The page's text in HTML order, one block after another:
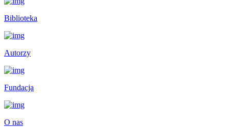
Biblioteka
Autorzy
Fundacja
O nas